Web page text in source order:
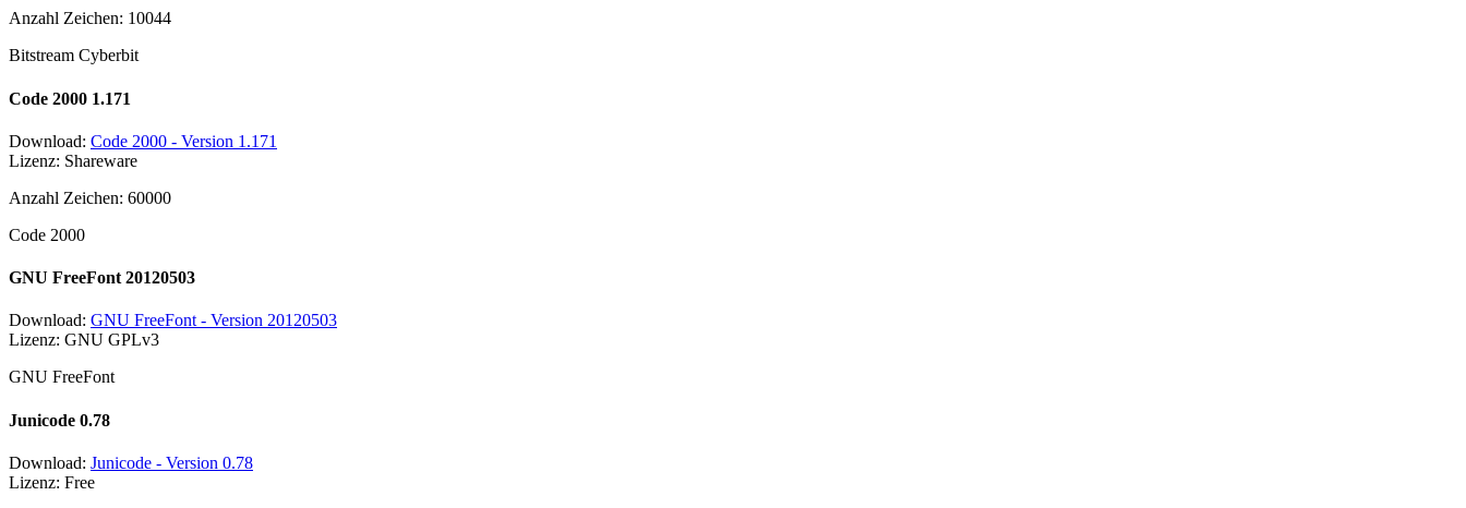
Anzahl Zeichen: 10044
Bitstream Cyberbit
Code 2000 1.171
Download: Code 2000 - Version 1.171
Lizenz: Shareware
Anzahl Zeichen: 60000
Code 2000
GNU FreeFont 20120503
Download: GNU FreeFont - Version 20120503
Lizenz: GNU GPLv3
GNU FreeFont
Junicode 0.78
Download: Junicode - Version 0.78
Lizenz: Free